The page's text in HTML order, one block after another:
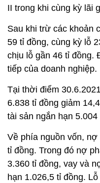
II trong khi cùng kỳ lãi
Sau khi trừ các khoản
59 tỉ đồng, cùng kỳ lỗ
chịu lỗ gần 46 tỉ đồng.
tiếp của doanh nghiệp.
Tại thời điểm
6.838 tỉ đồng giảm
tài sản ngắn hạn
Về phía nguồn vốn,
tỉ đồng. Trong đó nợ
3.360 tỉ đồng, vay và
hạn 1.026,5 tỉ đồng.